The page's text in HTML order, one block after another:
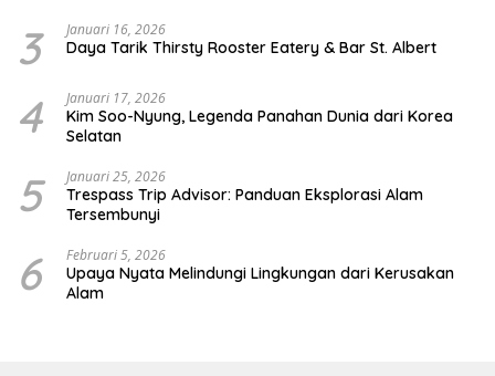
3 Januari 16, 2026
Daya Tarik Thirsty Rooster Eatery & Bar St. Albert
4 Januari 17, 2026
Kim Soo-Nyung, Legenda Panahan Dunia dari Korea
Selatan
5 Januari 25, 2026
Trespass Trip Advisor: Panduan Eksplorasi Alam
Tersembunyi
6 Februari 5, 2026
Upaya Nyata Melindungi Lingkungan dari Kerusakan
Alam